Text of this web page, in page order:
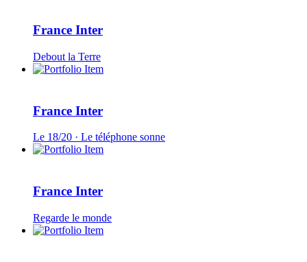
France Inter
Debout la Terre
France Inter
Le 18/20 · Le téléphone sonne
France Inter
Regarde le monde